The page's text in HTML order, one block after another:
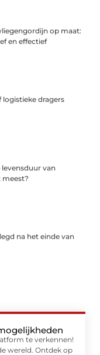
op maat:
en effectief
dragers
van
na het einde van
te verkennen!
wereld. Ontdek op